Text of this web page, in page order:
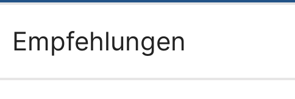
Empfehlungen